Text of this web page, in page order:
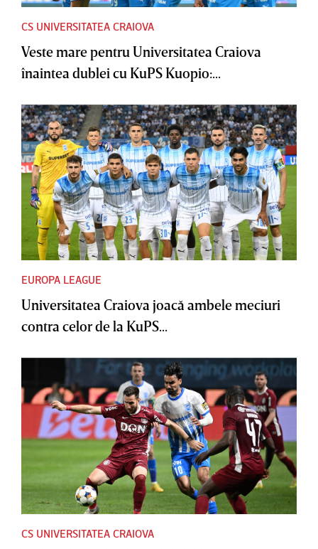
CS UNIVERSITATEA CRAIOVA
Veste mare pentru Universitatea Craiova
înaintea dublei cu KuPS Kuopio:...
EUROPA LEAGUE
Universitatea Craiova joacă ambele meciuri
contra celor de la KuPS...
CS UNIVERSITATEA CRAIOVA